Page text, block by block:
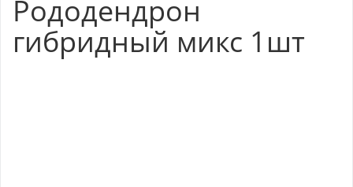
Рододендрон
гибридный микс 1шт